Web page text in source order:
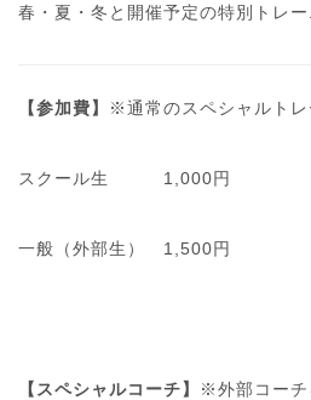
春・夏・冬と開催予定の特別トレー
【参加費】 ※通常のスペシャルトレ
スクール生 1,000円
一般（外部生） 1,500円
【スペシャルコーチ】
※外部コーチ